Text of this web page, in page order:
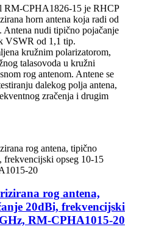
RM-CPHA1826-15 je RHCP
horn antena koja radi od
Antena nudi tipično pojačanje
VSWR od 1,1 tip.
kružnim polarizatorom,
talasovoda u kružni
rog antenom. Antene se
dalekog polja antena,
zračenja i drugim
rog antena,
20dBi, frekvencijski
RM-CPHA1015-20